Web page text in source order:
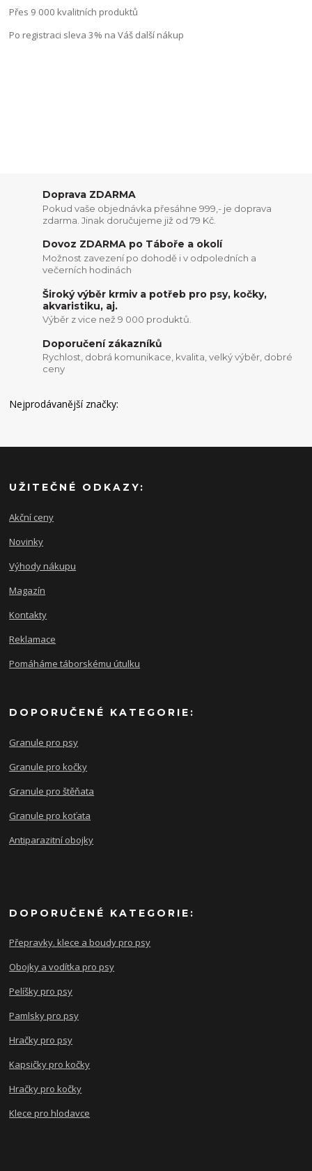
Přes 9 000 kvalitních produktů
Po registraci sleva 3% na Váš další nákup
Doprava ZDARMA
Pokud vaše objednávka přesáhne 999,- je doprava
zdarma. Jinak doručujeme již od 79 Kč.
Dovoz ZDARMA po Táboře a okolí
Možnost zavezení po dohodě i v odpoledních a
večerních hodinách
Široký výběr krmiv a potřeb pro psy, kočky,
akvaristiku, aj.
Výběr z vice než 9 000 produktů.
Doporučení zákazníků
Rychlost, dobrá komunikace, kvalita, velký výběr, dobré
ceny
Nejprodávanější značky:
UŽITEČNÉ ODKAZY:
Akční ceny
Novinky
Výhody nákupu
Magazín
Kontakty
Reklamace
Pomáháme táborskému útulku
DOPORUČENÉ KATEGORIE:
Granule pro psy
Granule pro kočky
Granule pro štěňata
Granule pro koťata
Antiparazitní obojky
DOPORUČENÉ KATEGORIE:
Přepravky. klece a boudy pro psy
Obojky a vodítka pro psy
Pelíšky pro psy
Pamlsky pro psy
Hračky pro psy
Kapsičky pro kočky
Hračky pro kočky
Klece pro hlodavce